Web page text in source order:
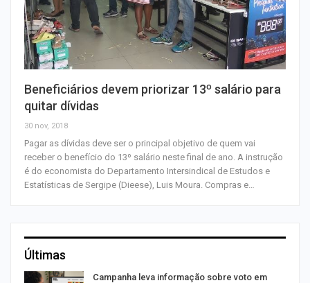
Beneficiários devem priorizar 13º salário para
quitar dívidas
30 nov, 2018
Pagar as dívidas deve ser o principal objetivo de quem vai
receber o benefício do 13º salário neste final de ano. A instrução
é do economista do Departamento Intersindical de Estudos e
Estatísticas de Sergipe (Dieese), Luis Moura. Compras e…
Últimas
Campanha leva informação sobre voto em